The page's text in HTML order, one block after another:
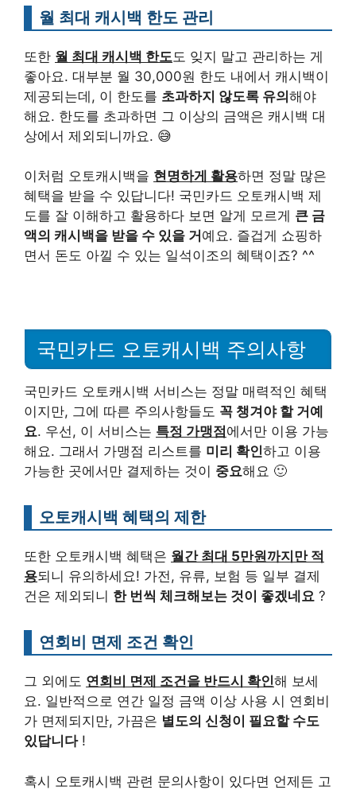
월 최대 캐시백 한도 관리
또한 월 최대 캐시백 한도 도 잊지 말고 관리하는 게
좋아요. 대부분 월 30,000원 한도 내에서 캐시백이
제공되는데, 이 한도를 초과하지 않도록 유의해야
해요. 한도를 초과하면 그 이상의 금액은 캐시백 대
상에서 제외되니까요. 😅
이처럼 오토캐시백을 현명하게 활용하면 정말 많은
혜택을 받을 수 있답니다! 국민카드 오토캐시백 제
도를 잘 이해하고 활용하다 보면 알게 모르게 큰 금
액의 캐시백을 받을 수 있을 거 예요. 즐겁게 쇼핑하
면서 돈도 아낄 수 있는 일석이조의 혜택이죠? ^^
국민카드 오토캐시백 주의사항
국민카드 오토캐시백 서비스는 정말 매력적인 혜택
이지만, 그에 따른 주의사항들도 꼭 챙겨야 할 거예
요. 우선, 이 서비스는 특정 가맹점 에서만 이용 가능
해요. 그래서 가맹점 리스트를 미리 확인하고 이용
가능한 곳에서만 결제하는 것이 중요해요 🙂
오토캐시백 혜택의 제한
또한 오토캐시백 혜택은 월간 최대 5만원까지만 적
용되니 유의하세요! 가전, 유류, 보험 등 일부 결제
건은 제외되니 한 번씩 체크해보는 것이 좋겠네요 ?
연회비 면제 조건 확인
그 외에도 연회비 면제 조건을 반드시 확인해 보세
요. 일반적으로 연간 일정 금액 이상 사용 시 연회비
가 면제되지만, 가끔은 별도의 신청이 필요할 수도
있답니다!
혹시 오토캐시백 관련 문의사항이 있다면 언제든 고